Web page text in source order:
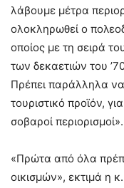
λάβουμε μέτρα
ολοκληρωθεί ο
οποίος με τη σειρά
των δεκαετιών του
Πρέπει παράλληλα να
τουριστικό προϊόν,
σοβαροί περιορισμοί».
«Πρώτα από όλα
οικισμών», εκτιμά η